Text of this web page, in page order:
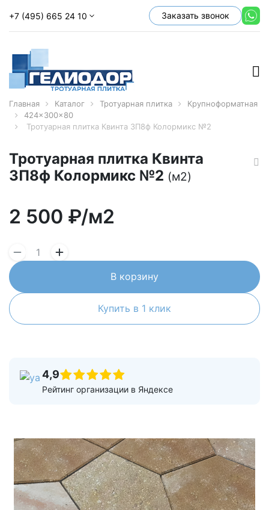
+7 (495) 665 24 10 Заказать звонок
Главная Каталог Тротуарная плитка
Крупноформатная
424x300x80
Тротуарная плитка Квинта 3П8ф Колормикс №2
Тротуарная плитка Квинта
3П8ф Колормикс №2 (м2)
2 500 ₽/м2
В корзину
Купить в 1 клик
4,9
Рейтинг организации в Яндексе